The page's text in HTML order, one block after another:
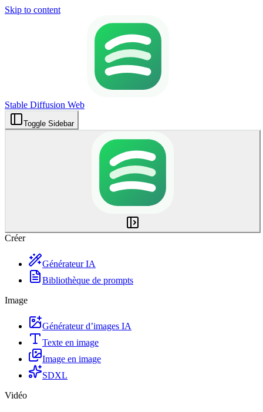
Skip to content
Stable Diffusion Web
Toggle Sidebar
Créer
Générateur IA
Bibliothèque de prompts
Image
Générateur d’images IA
Texte en image
Image en image
SDXL
Vidéo